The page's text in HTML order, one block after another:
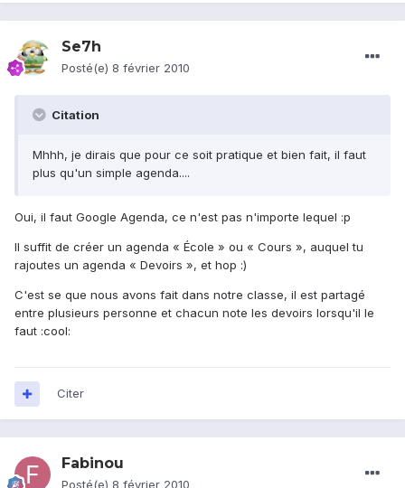
Se7h
Posté(e) 8 février 2010
Citation
Mhhh, je dirais que pour ce soit pratique et bien fait, il faut
plus qu'un simple agenda....
Oui, il faut Google Agenda, ce n'est pas n'importe lequel :p
Il suffit de créer un agenda « École » ou « Cours », auquel tu
rajoutes un agenda « Devoirs », et hop :)
C'est se que nous avons fait dans notre classe, il est partagé
entre plusieurs personne et chacun note les devoirs lorsqu'il le
faut :cool:
Citer
Fabinou
Posté(e) 8 février 2010